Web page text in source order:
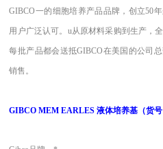
GIBCO一的细胞培养产品品牌，创立50
用户广泛认可。u从原材料采购到生产，
每批产品都会送抵GIBCO在美国的公司
销售。
GIBCO MEM EARLES 液体培养基（货号